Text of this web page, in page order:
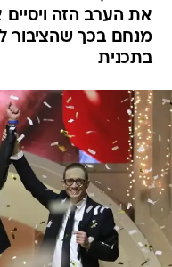
את הערב הזה
מנחם בכך שהציבור
בתכנית